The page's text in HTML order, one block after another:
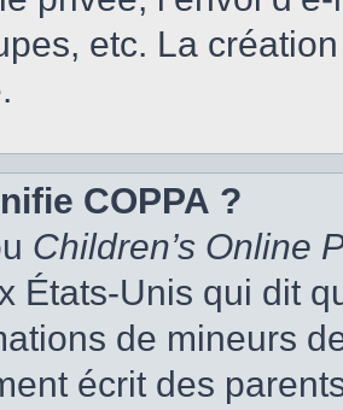
etc. La
COPPA ?
Children’s Online
États-Unis qui dit
de mineurs
écrit des